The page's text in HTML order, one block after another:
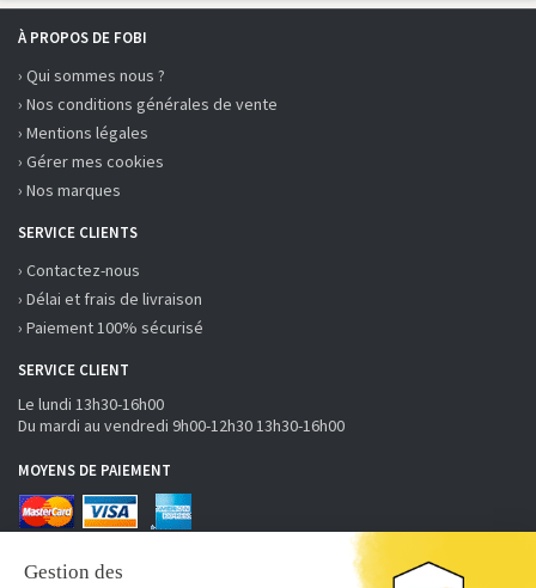
À PROPOS DE FOBI
› Qui sommes nous ?
› Nos conditions générales de vente
› Mentions légales
› Gérer mes cookies
› Nos marques
SERVICE CLIENTS
› Contactez-nous
› Délai et frais de livraison
› Paiement 100% sécurisé
SERVICE CLIENT
Le lundi 13h30-16h00
Du mardi au vendredi 9h00-12h30 13h30-16h00
MOYENS DE PAIEMENT